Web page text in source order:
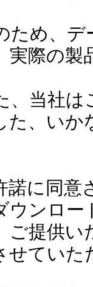
め、デ
実際の製
当社は
た、いか
諾に同意
ウンロー
ご提供い
せていた